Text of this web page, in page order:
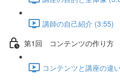
講師の自己紹介 (3:55)
第1回 コンテンツの作り方
コンテンツと講座の違